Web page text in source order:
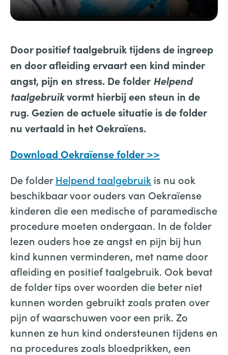
Door positief taalgebruik tijdens de ingreep
en door afleiding ervaart een kind minder
angst, pijn en stress. De folder Helpend
taalgebruikvormt hierbij een steun in de
rug. Gezien de actuele situatie is de folder
nu vertaald in hetOekraïens.
Download Oekraïense folder >>
De folderHelpend taalgebruik is nu ook
beschikbaar voor ouders van Oekraïense
kinderen die een medische of paramedische
procedure moeten ondergaan. In de folder
lezen ouders hoe ze angst en pijn bij hun
kind kunnen verminderen, met name door
afleiding en positief taalgebruik. Ook bevat
de folder tips over woorden die beter niet
kunnen worden gebruikt zoals praten over
pijn of waarschuwen voor een prik. Zo
kunnen ze hun kind ondersteunen tijdens en
na procedures zoals bloedprikken, een